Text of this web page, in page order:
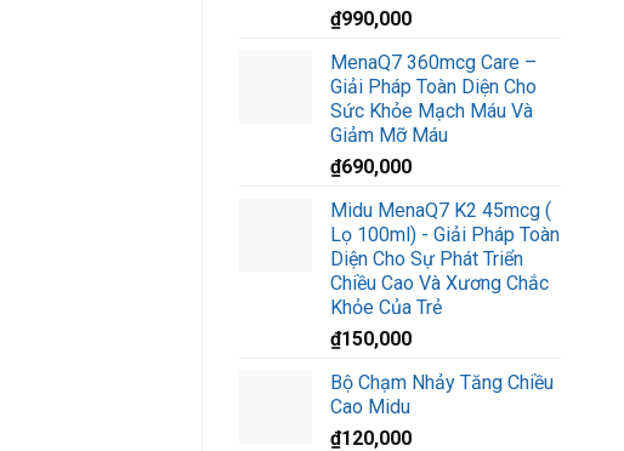
₫990,000
MenaQ7 360mcg Care –
Giải Pháp Toàn Diện Cho
Sức Khỏe Mạch Máu Và
Giảm Mỡ Máu
₫690,000
Midu MenaQ7 K2 45mcg (
Lọ 100ml) - Giải Pháp Toàn
Diện Cho Sự Phát Triển
Chiều Cao Và Xương Chắc
Khỏe Của Trẻ
₫150,000
Bộ Chạm Nhảy Tăng Chiều
Cao Midu
₫120,000